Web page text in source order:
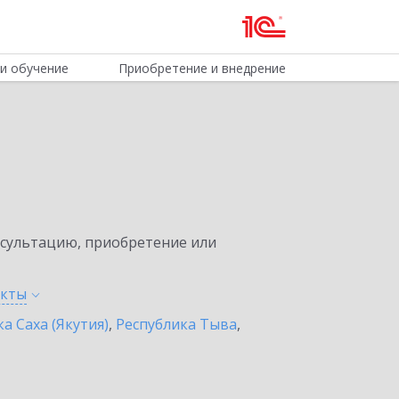
обучение Приобретение и внедрение
приобретение или
Саха (Якутия), Республика Тыва,